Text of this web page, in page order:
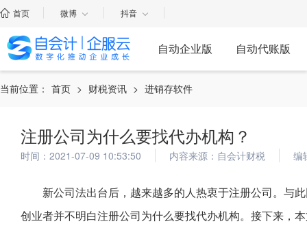
首页 微博 抖音
自动企业版 自动代账版
当前位置： 首页 > 财税资讯 > 进销存软件
注册公司为什么要找代办机构？
时间：2021-07-09 10:53:50 内容来源：自会计财税 编
新公司法出台后，越来越多的人热衷于注册公司。与
创业者并不明白注册公司为什么要找代办机构。接下来，